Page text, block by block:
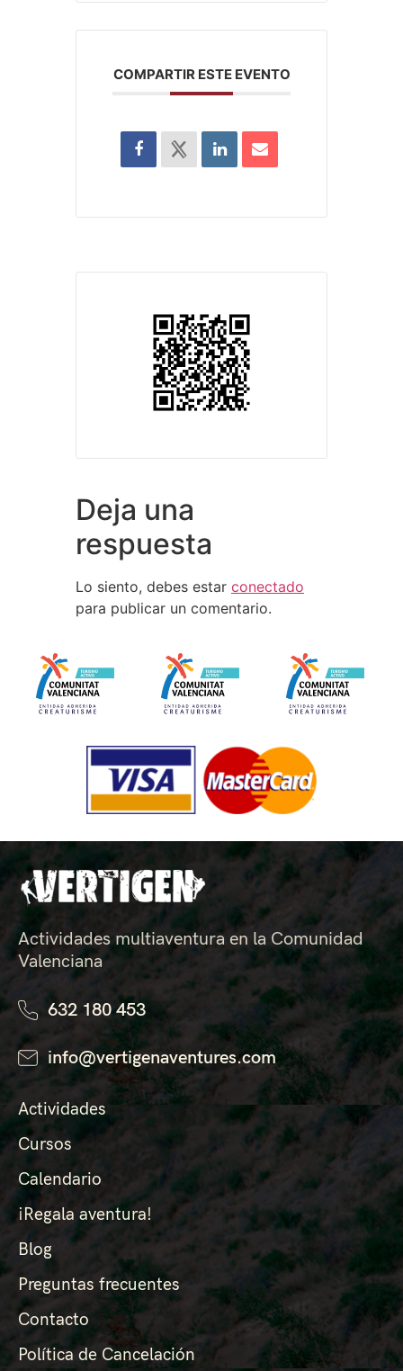
COMPARTIR ESTE EVENTO
Deja una
respuesta
Lo siento, debes estar conectado
para publicar un comentario.
Actividades multiaventura en la Comunidad
Valenciana
632 180 453
info@vertigenaventures.com
Actividades
Cursos
Calendario
¡Regala aventura!
Blog
Preguntas frecuentes
Contacto
Política de Cancelación